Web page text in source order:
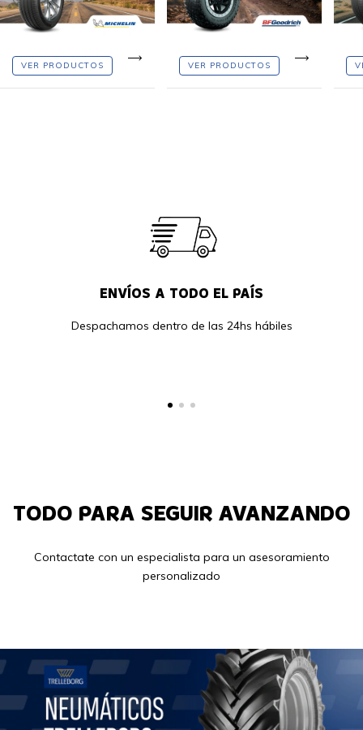
VER PRODUCTOS VER PRODUCTOS
ENVÍOS A TODO EL PAÍS
Despachamos dentro de las 24hs hábiles
TODO PARA SEGUIR AVANZANDO
Contactate con un especialista para un asesoramiento
personalizado